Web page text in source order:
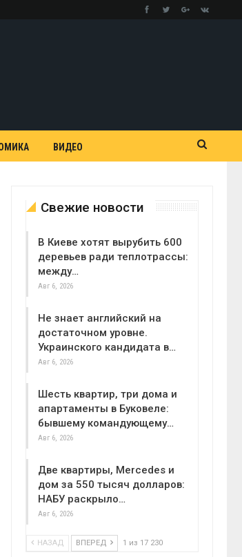
ВИДЕО
Свежие новости
В Киеве хотят вырубить 600
деревьев ради теплотрассы:
между…
Авг 6, 2026
Не знает английский на
достаточном уровне.
Украинского кандидата в…
Авг 6, 2026
Шесть квартир, три дома и
апартаменты в Буковеле:
бывшему командующему…
Авг 6, 2026
Две квартиры, Mercedes и
дом за 550 тысяч долларов:
НАБУ раскрыло…
Авг 6, 2026
НАЗАД ВПЕРЕД 1 из 17 230